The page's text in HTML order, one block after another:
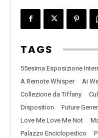
TAGS
55esima Esposizione
A Remote Whisper
Ai
Collezione da Tiffany
Disposition
Future
Love Me Love Me Not
Palazzo Enciclopedico